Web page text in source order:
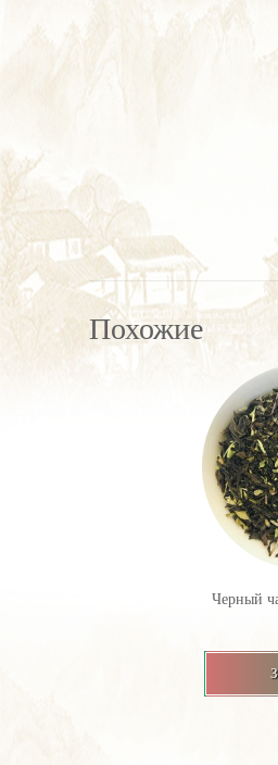
Похожие
Черный